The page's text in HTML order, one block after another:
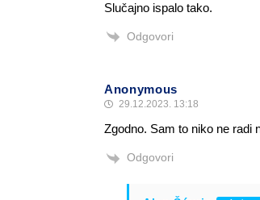
Slučajno ispalo tako.
Odgovori
Anonymous
29.12.2023. 13:18
Zgodno. Sam to niko ne radi
Odgovori